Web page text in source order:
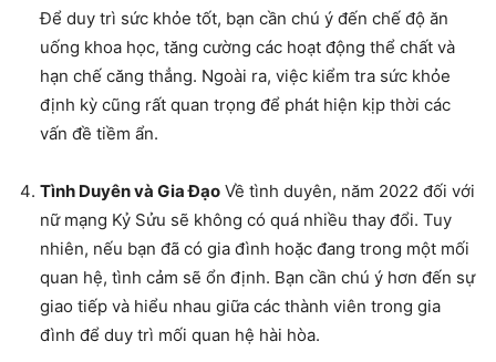
Để duy trì sức khỏe tốt, bạn cần chú ý đến chế độ ăn
uống khoa học, tăng cường các hoạt động thể chất và
hạn chế căng thẳng. Ngoài ra, việc kiểm tra sức khỏe
định kỳ cũng rất quan trọng để phát hiện kịp thời các
vấn đề tiềm ẩn.
Tình Duyên và Gia Đạo Về tình duyên, năm 2022 đối với
nữ mạng Kỷ Sửu sẽ không có quá nhiều thay đổi. Tuy
nhiên, nếu bạn đã có gia đình hoặc đang trong một mối
quan hệ, tình cảm sẽ ổn định. Bạn cần chú ý hơn đến sự
giao tiếp và hiểu nhau giữa các thành viên trong gia
đình để duy trì mối quan hệ hài hòa.